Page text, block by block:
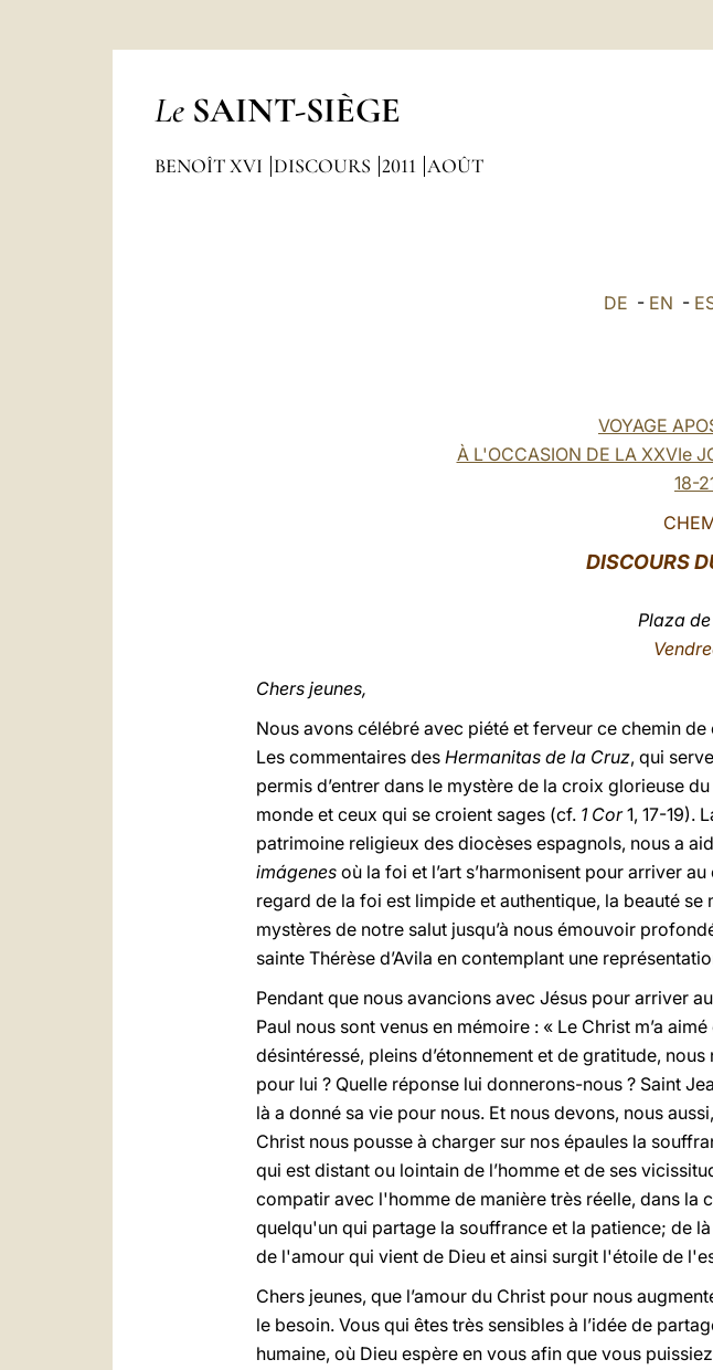
Le SAINT-SIÈGE
BENOÎT XVI DISCOURS 2011 AOÛT
DE - EN -
VOYAGE
À L'OCCASION DE LA XXVIe
18-
DISCOURS
Plaza
Chers jeunes,
Nous avons célébré avec piété et ferveur ce chemin
Les commentaires des Hermanitas de la Cruz, qui
permis d’entrer dans le mystère de la croix glorieuse
monde et ceux qui se croient sages (cf. 1 Cor1, 17-19).
patrimoine religieux des diocèses espagnols, nous a
imágenes où la foi et l’art s’harmonisent pour arriver
regard de la foi est limpide et authentique, la beauté
mystères de notre salut jusqu’à nous émouvoir
sainte Thérèse d’Avila en contemplant une
Pendant que nous avancions avec Jésus pour arriver
Paul nous sont venus en mémoire : « Le Christ m’a
désintéressé, pleins d’étonnement et de gratitude,
pour lui ? Quelle réponse lui donnerons-nous ? Saint
là a donné sa vie pour nous. Et nous devons, nous
Christ nous pousse à charger sur nos épaules la
qui est distant ou lointain de l’homme et de ses
compatir avec l'homme de manière très réelle, dans la
quelqu'un qui partage la souffrance et la patience; de
de l'amour qui vient de Dieu et ainsi surgit l'étoile de
Chers jeunes, que l’amour du Christ pour nous
le besoin. Vous qui êtes très sensibles à l’idée de
humaine, où Dieu espère en vous afin que vous